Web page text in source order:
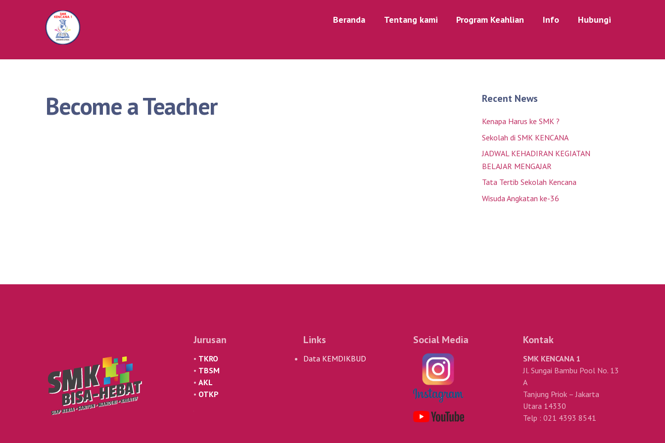
Beranda Tentang kami Program Keahlian Info Hubungi
Become a Teacher Recent News
Kenapa Harus ke SMK ?
Sekolah di SMK KENCANA
JADWAL KEHADIRAN KEGIATAN
BELAJAR MENGAJAR
Tata Tertib Sekolah Kencana
Wisuda Angkatan ke-36
Jurusan
• TKRO
• TBSM
•AKL
• OTKP
Links
Data KEMDIKBUD
Social Media Kontak
SMK KENCANA 1
Jl. Sungai Bambu Pool No. 13
A
Tanjung Priok – Jakarta
Utara 14330
Telp : 021 4393 8541